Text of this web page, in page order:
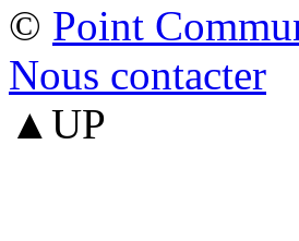
© Point
Nous contacter
▲UP